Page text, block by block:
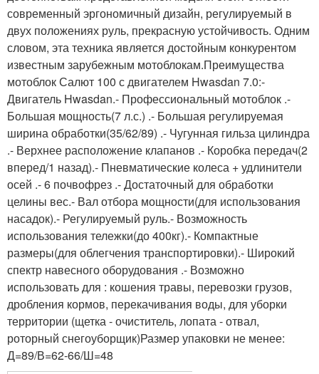
современный эргономичный дизайн, регулируемый в
двух положениях руль, прекрасную устойчивость. Одним
словом, эта техника является достойным конкурентом
известным зарубежным мотоблокам.Преимущества
мотоблок Салют 100 с двигателем Hwasdan 7.0:-
Двигатель Hwasdan.- Профессиональный мотоблок .-
Большая мощность(7 л.с.) .- Большая регулируемая
ширина обработки(35/62/89) .- Чугунная гильза цилиндра
.- Верхнее расположение клапанов .- Коробка передач(2
вперед/1 назад).- Пневматические колеса + удлинители
осей .- 6 почвофрез .- Достаточный для обработки
целины вес.- Вал отбора мощности(для использования
насадок).- Регулируемый руль.- Возможность
использования тележки(до 400кг).- Компактные
размеры(для облегчения транспортировки).- Широкий
спектр навесного оборудования .- Возможно
использовать для : кошения травы, перевозки грузов,
дробления кормов, перекачивания воды, для уборки
территории (щетка - очиститель, лопата - отвал,
роторный снегоуборщик)Размер упаковки не менее:
Д=89/В=62-66/Ш=48